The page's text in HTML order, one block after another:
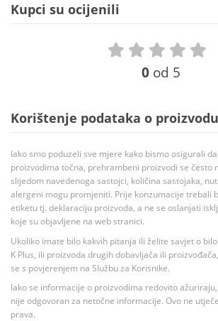
Kupci su ocijenili
0 od 5
Korištenje podataka o proizvodu
Iako smo poduzeli sve mjere kako bismo osigurali
proizvodima točna, prehrambeni proizvodi se često
slijedom navedenoga sastojci, količina sastojaka,
alergeni mogu promjeniti. Prije konzumacije trebali
etiketu tj. deklaraciju proizvoda, a ne se oslanjati
koje su objavljene na web stranici.
Ukoliko imate bilo kakvih pitanja ili želite savjet o
K Plus, ili proizvoda drugih dobavljača ili
se s povjerenjem na Službu za Korisnike.
Iako se informacije o proizvodima redovito
nije odgovoran za netočne informacije. Ovo ne
prava.